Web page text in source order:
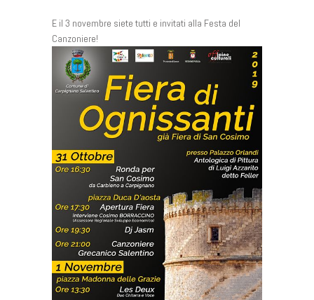
E il 3 novembre siete tutti e invitati alla Festa del
Canzoniere!